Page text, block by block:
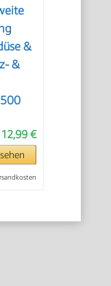
&
&
12,99 €